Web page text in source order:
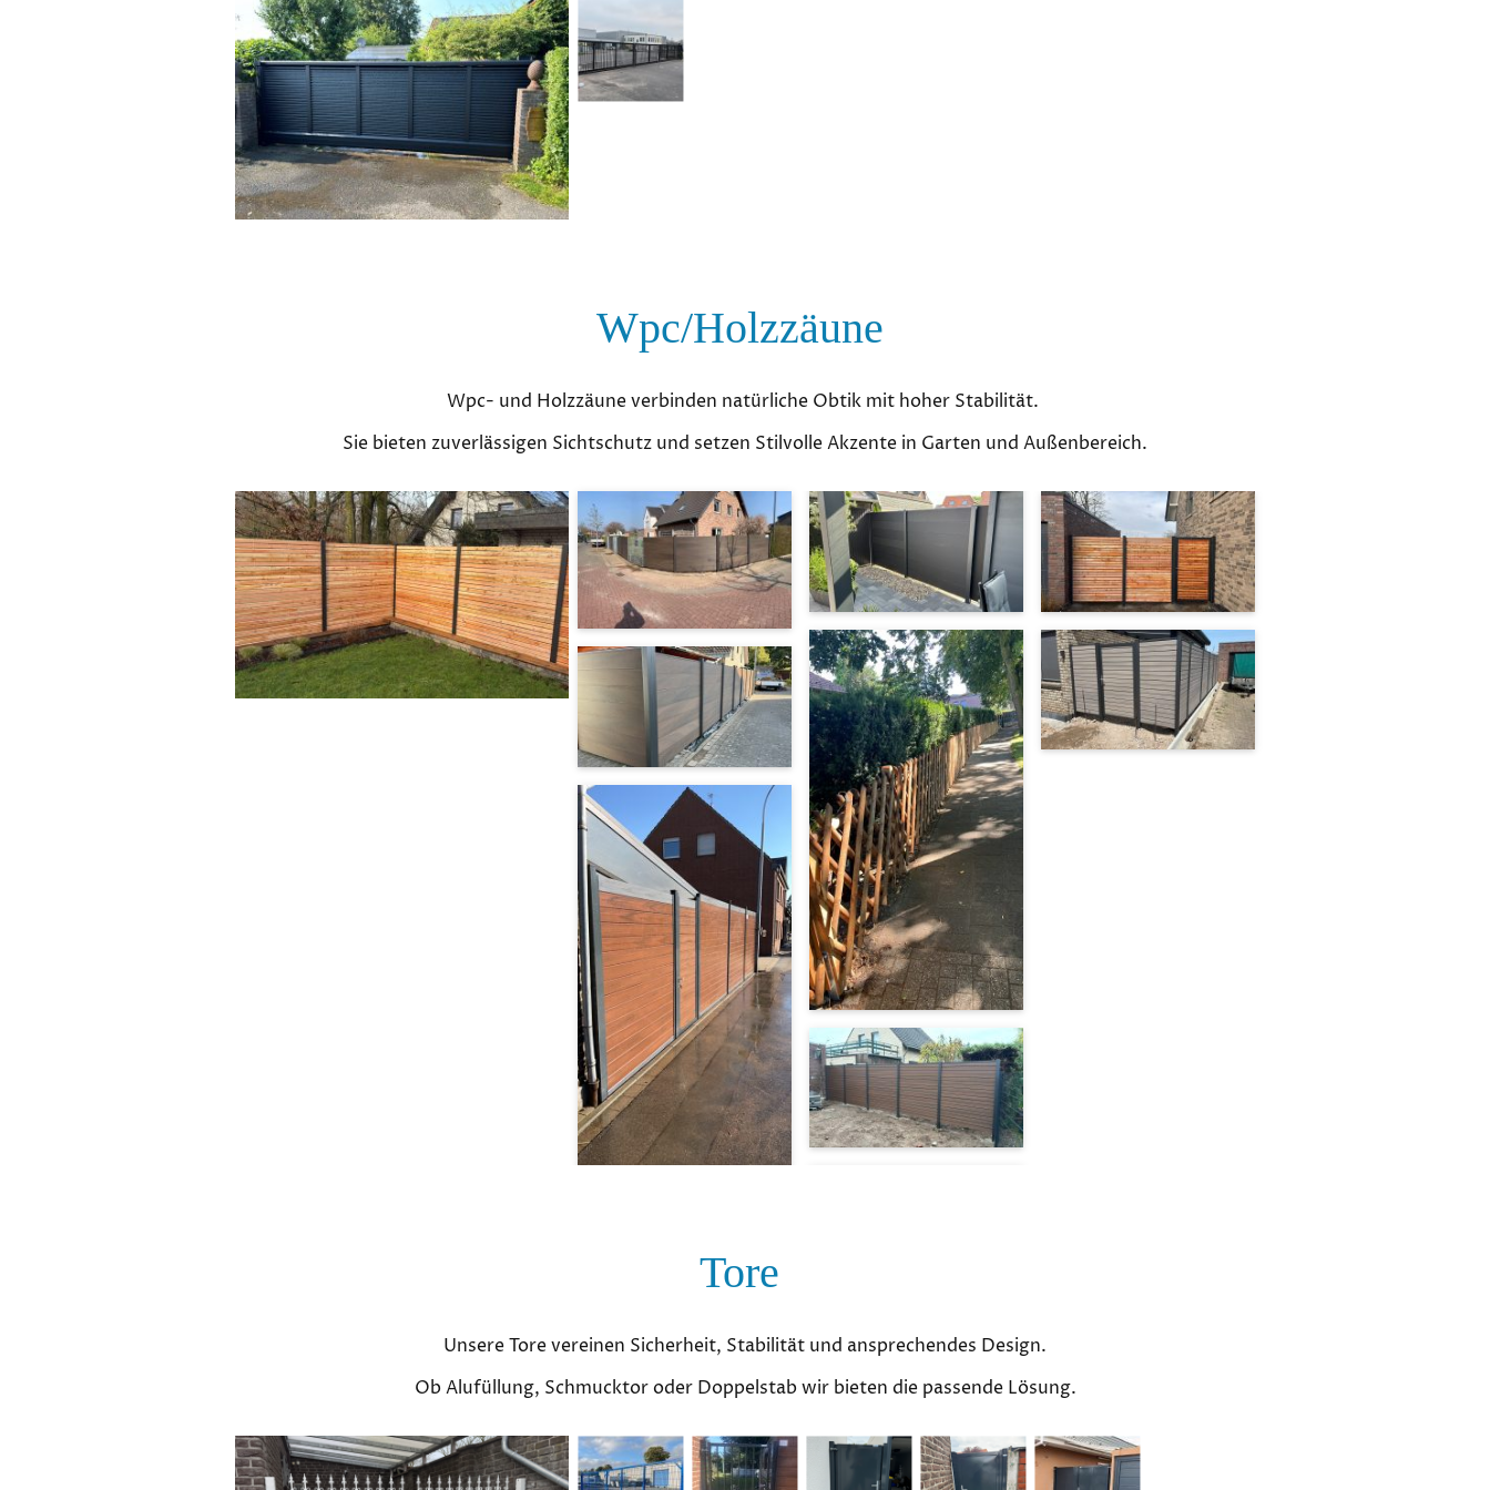
Wpc/Holzzäune
Wpc- und Holzzäune verbinden natürliche Obtik mit hoher Stabilität.
Sie bieten zuverlässigen Sichtschutz und setzen Stilvolle Akzente in Garten und Außenbereich.
Tore
Unsere Tore vereinen Sicherheit, Stabilität und ansprechendes Design.
Ob Alufüllung, Schmucktor oder Doppelstab wir bieten die passende Lösung.